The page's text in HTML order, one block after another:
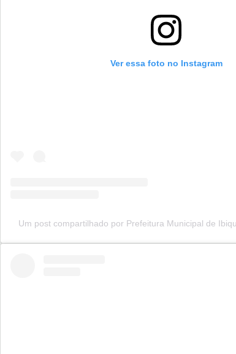
Ver essa foto no Instagram
Um post compartilhado por Prefeitura Municipal de